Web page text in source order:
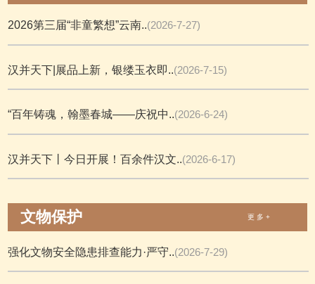
2026第三届“非童繁想”云南..(2026-7-27)
汉并天下|展品上新，银缕玉衣即..(2026-7-15)
“百年铸魂，翰墨春城——庆祝中..(2026-6-24)
汉并天下丨今日开展！百余件汉文..(2026-6-17)
文物保护 更 多 +
强化文物安全隐患排查能力·严守..(2026-7-29)